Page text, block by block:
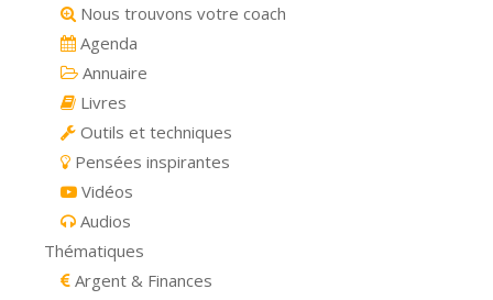
Nous trouvons votre coach
Agenda
Annuaire
Livres
Outils et techniques
Pensées inspirantes
Vidéos
Audios
Thématiques
Argent & Finances